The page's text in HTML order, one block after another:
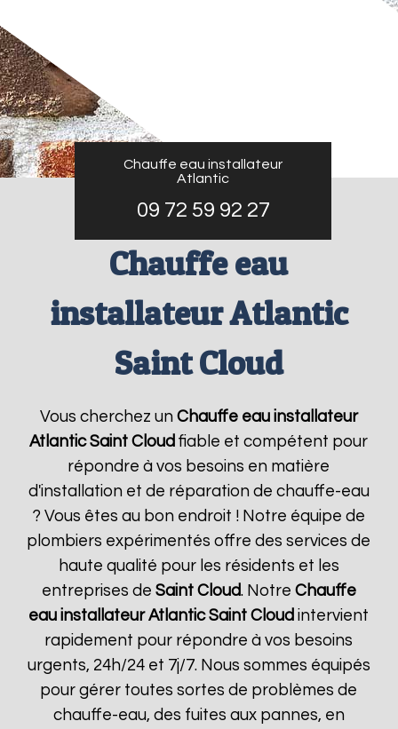
Chauffe eau installateur
Atlantic
09 72 59 92 27
Chauffe eau
installateur Atlantic
Saint Cloud
Vous cherchez un Chauffe eau installateur
Atlantic Saint Cloud fiable et compétent pour
répondre à vos besoins en matière
d'installation et de réparation de chauffe-eau
? Vous êtes au bon endroit ! Notre équipe de
plombiers expérimentés offre des services de
haute qualité pour les résidents et les
entreprises de Saint Cloud. Notre Chauffe
eau installateur Atlantic Saint Cloud intervient
rapidement pour répondre à vos besoins
urgents, 24h/24 et 7j/7. Nous sommes équipés
pour gérer toutes sortes de problèmes de
chauffe-eau, des fuites aux pannes, en